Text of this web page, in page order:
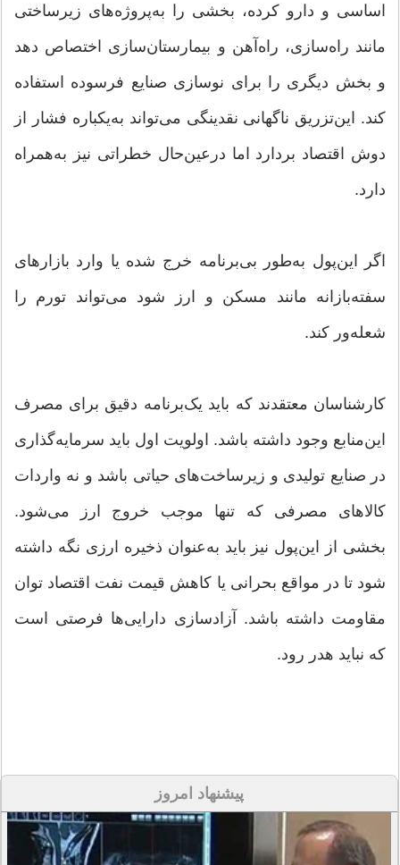
اساسی و دارو کرده، بخشی را به‌پروژه‌های زیرساختی
مانند راه‌سازی، راه‌آهن و بیمارستان‌سازی اختصاص دهد
و بخش دیگری را برای نوسازی صنایع فرسوده استفاده
کند. این‌تزریق ناگهانی نقدینگی می‌تواند به‌یکباره فشار از
دوش اقتصاد بردارد اما درعین‌حال خطراتی نیز به‌همراه
دارد.
اگر این‌پول به‌طور بی‌برنامه خرج شده یا وارد بازارهای
سفته‌بازانه مانند مسکن و ارز شود می‌تواند تورم را
شعله‌ور کند.
کارشناسان معتقدند که باید یک‌برنامه دقیق برای مصرف
این‌منابع وجود داشته باشد. اولویت اول باید سرمایه‌گذاری
در صنایع تولیدی و زیرساخت‌های حیاتی باشد و نه واردات
کالاهای مصرفی که تنها موجب خروج ارز می‌شود.
بخشی از این‌پول نیز باید به‌عنوان ذخیره ارزی نگه داشته
شود تا در مواقع بحرانی یا کاهش قیمت نفت اقتصاد توان
مقاومت داشته باشد. آزادسازی دارایی‌ها فرصتی است
که نباید هدر رود.
پیشنهاد امروز